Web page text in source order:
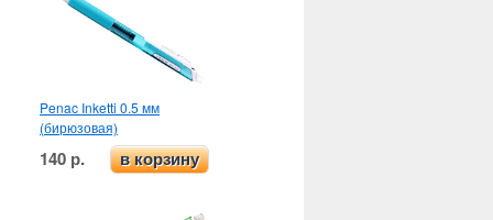
Penac Inketti 0.5 мм
(бирюзовая)
140 р. в корзину